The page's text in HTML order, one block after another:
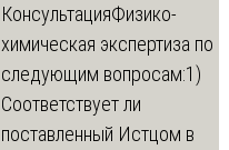
КонсультацияФизико-
химическая экспертиза по
следующим вопросам:1)
Соответствует ли
поставленный Истцом в